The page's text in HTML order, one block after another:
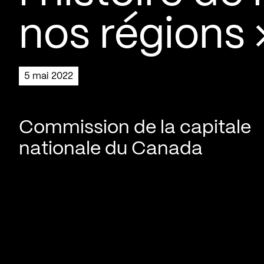
nos régions
5 mai 2022
Commission de la capitale
nationale du Canada